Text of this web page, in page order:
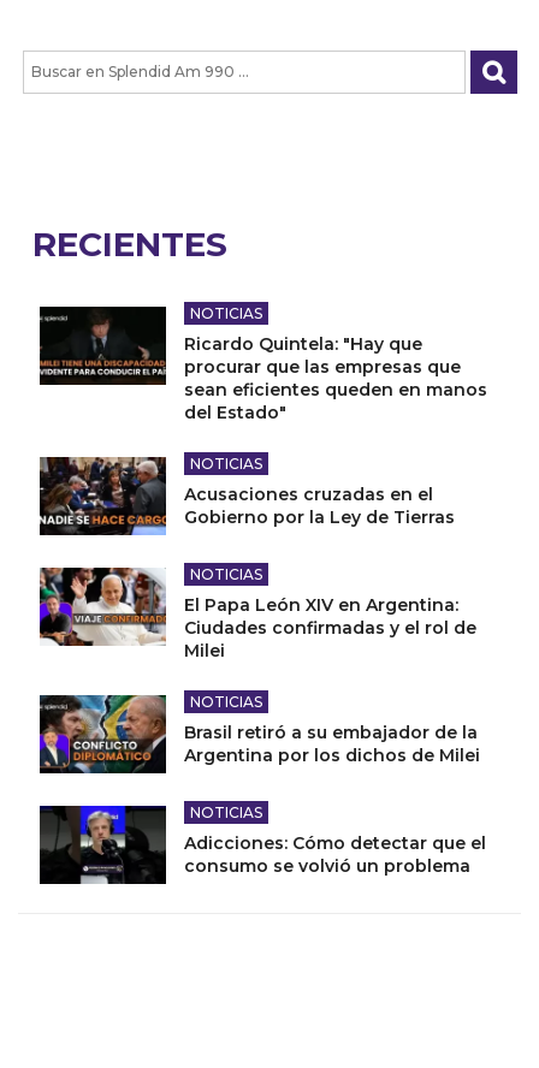
RECIENTES
NOTICIAS
Ricardo Quintela: "Hay que
procurar que las empresas que
sean eficientes queden en manos
del Estado"
NOTICIAS
Acusaciones cruzadas en el
Gobierno por la Ley de Tierras
NOTICIAS
El Papa León XIV en Argentina:
Ciudades confirmadas y el rol de
Milei
NOTICIAS
Brasil retiró a su embajador de la
Argentina por los dichos de Milei
NOTICIAS
Adicciones: Cómo detectar que el
consumo se volvió un problema